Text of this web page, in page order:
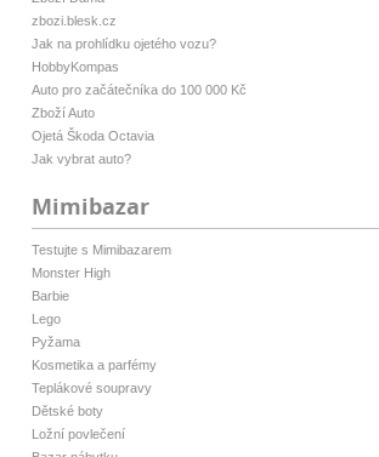
zbozi.blesk.cz
Jak na prohlídku ojetého vozu?
HobbyKompas
Auto pro začátečníka do 100 000 Kč
Zboží Auto
Ojetá Škoda Octavia
Jak vybrat auto?
Mimibazar
Testujte s Mimibazarem
Monster High
Barbie
Lego
Pyžama
Kosmetika a parfémy
Teplákové soupravy
Dětské boty
Ložní povlečení